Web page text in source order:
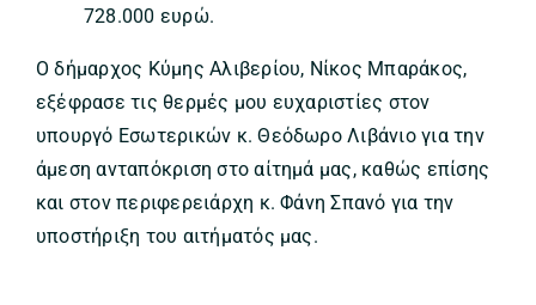
728.000 ευρώ.
Ο δήμαρχος Κύμης Αλιβερίου, Νίκος Μπαράκος,
εξέφρασε τις θερμές μου ευχαριστίες στον
υπουργό Εσωτερικών κ. Θεόδωρο Λιβάνιο για την
άμεση ανταπόκριση στο αίτημά μας, καθώς επίσης
και στον περιφερειάρχη κ. Φάνη Σπανό για την
υποστήριξη του αιτήματός μας.